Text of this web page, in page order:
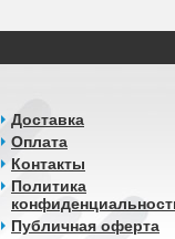
Доставка
Оплата
Контакты
Политика
Публичная оферта